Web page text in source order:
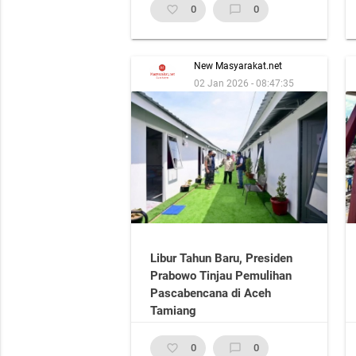
favorite_border 0 chat_bubble_outline 0
New Masyarakat.net
02 Jan 2026 - 08:47:35
Libur Tahun Baru, Presiden
Prabowo Tinjau Pemulihan
Pascabencana di Aceh
Tamiang
favorite_border 0 chat_bubble_outline 0